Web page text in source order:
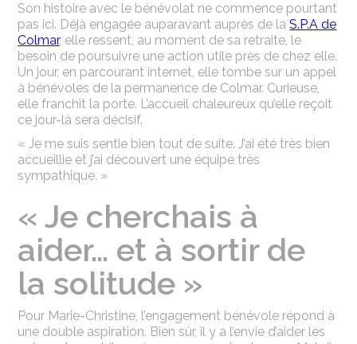
Son histoire avec le bénévolat ne commence pourtant
pas ici. Déjà engagée auparavant auprès de laS.P.A de
Colmar, elle ressent, au moment de sa retraite, le
besoin de poursuivre une action utile près de chez elle.
Un jour, en parcourant internet, elle tombe sur un appel
à bénévoles de la permanence de Colmar. Curieuse,
elle franchit la porte. L’accueil chaleureux qu’elle reçoit
ce jour-là sera décisif.
« Je me suis sentie bien tout de suite. J’ai été très bien
accueillie et j’ai découvert une équipe très
sympathique. »
« Je cherchais à
aider… et à sortir de
la solitude »
Pour Marie-Christine, l’engagement bénévole répond à
une double aspiration. Bien sûr, il y a l’envie d’aider les